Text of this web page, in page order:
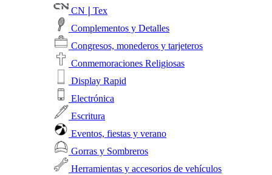
CN❘Tex
Complementos y Detalles
Congresos, monederos y tarjeteros
Conmemoraciones Religiosas
Display Rapid
Electrónica
Escritura
Eventos, fiestas y verano
Gorras y Sombreros
Herramientas y accesorios de vehículos